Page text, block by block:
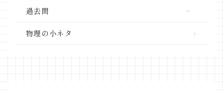
物理学と社会
電磁気学
原子物理
高校数学の単元別解説動画
過去問
共テ「物理」
物理の小ネタ